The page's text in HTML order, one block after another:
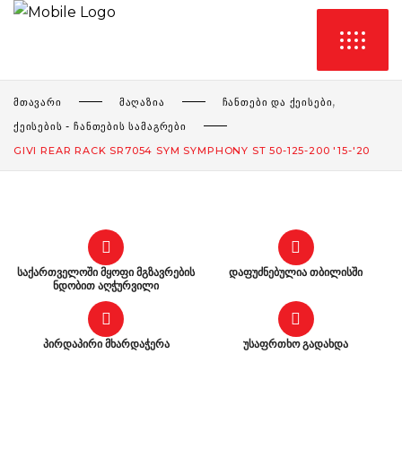
ᲛᲗᲐᲕᲐᲠᲘ ᲛᲐᲦᲐᲖᲘᲐ ᲩᲐᲜᲗᲔᲑᲘ ᲓᲐ ᲥᲔᲘᲡᲔᲑᲘ,
ᲥᲔᲘᲡᲔᲑᲘᲡ - ᲩᲐᲜᲗᲔᲑᲘᲡ ᲡᲐᲛᲐᲒᲠᲔᲑᲘ
GIVI REAR RACK SR7054 SYM SYMPHONY ST 50-125-200 '15-'20
საქართველოში მყოფი მგზავრების
ნდობით აღჭურვილი
დაფუძნებულია თბილისში
პირდაპირი მხარდაჭერა უსაფრთხო გადახდა